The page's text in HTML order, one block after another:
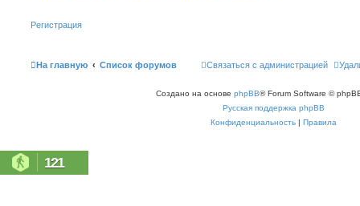
Регистрация
На главную Список форумов Связаться с администрацией
Создано на основе phpBB® Forum Software ©
Русская поддержка phpBB
Конфиденциальность | Правила
121